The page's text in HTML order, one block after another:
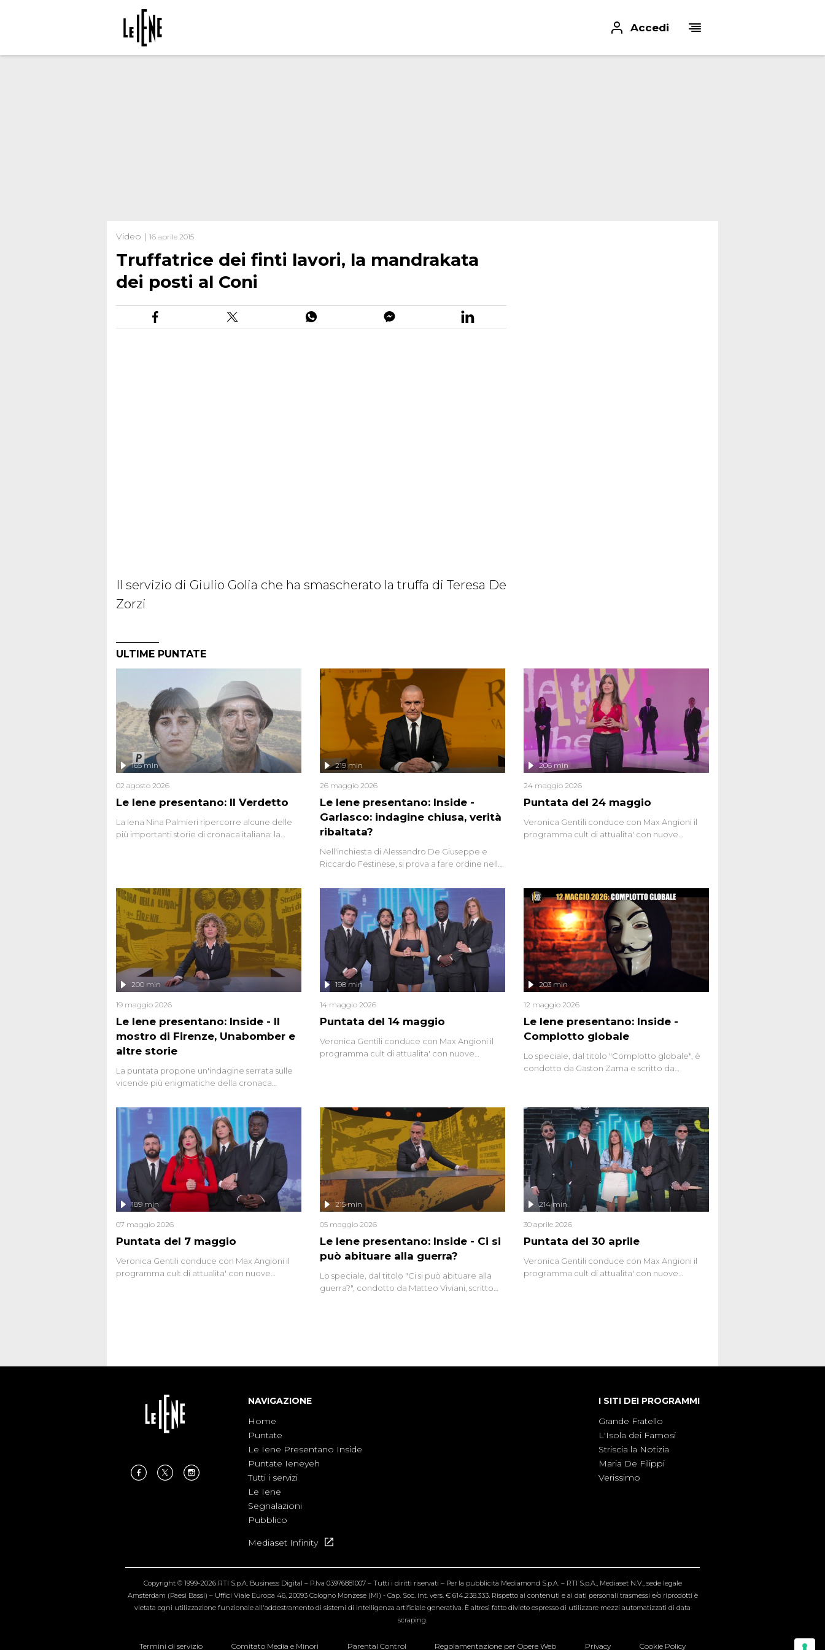
Accedi
Video | 16 aprile 2015
Truffatrice dei finti lavori, la mandrakata
dei posti al Coni
Il servizio di Giulio Golia che ha smascherato la truffa di Teresa De
Zorzi
ULTIME PUNTATE
Le Iene presentano: Il Verdetto
165 min
02 agosto 2026
La Iena Nina Palmieri ripercorre alcune delle
più importanti storie di cronaca italiana: la
Le Iene presentano: Inside -
Garlasco: indagine chiusa, verità
ribaltata?
219 min
26 maggio 2026
Nell'inchiesta di Alessandro De Giuseppe e
Riccardo Festinese, si prova a fare ordine nella
continuano a emergere attorno a una delle
vicende giudiziarie più discusse degli ultimi
anni. Lo speciale ricostruisce la vicenda
mettendo in fila testimonianze, errori, dettagli
controversi e i protagonisti di un'indagine che
sembra non avere fine.
Puntata del 24 maggio
206 min
24 maggio 2026
Veronica Gentili conduce con Max Angioni il
programma cult di attualita' con nuove
Le Iene presentano: Inside - Il
mostro di Firenze, Unabomber e
altre storie
200 min
19 maggio 2026
La puntata propone un'indagine serrata sulle
vicende più enigmatiche della cronaca
seriale responsabile di decine di attentati tra
gli anni '90 e il 2000 che, inquietantemente,
potrebbe essere ancora in libertà. Lo speciale
affronta inoltre le zone d'ombra sul Mostro di
Firenze, le cui responsabilità appaiono ancora
oggi avvolte in un groviglio di dubbi mai
chiariti. Nel corso dello speciale anche
l'intervista inedita a Olindo Romano, realizzata
ne...
Puntata del 14 maggio
198 min
14 maggio 2026
Veronica Gentili conduce con Max Angioni il
programma cult di attualita' con nuove
Le Iene presentano: Inside -
Complotto globale
203 min
12 maggio 2026
Lo speciale, dal titolo "Complotto globale", è
condotto da Gaston Zama e scritto da
tempo, racconta l'universo delle narrazioni
alternative, dei sospetti globali e del
complottismo che negli ultimi anni hanno
invaso social network, talk show, piazze digitali
e immaginario collettivo.
Puntata del 7 maggio
189 min
07 maggio 2026
Veronica Gentili conduce con Max Angioni il
programma cult di attualita' con nuove
Le Iene presentano: Inside - Ci si
può abituare alla guerra?
215 min
05 maggio 2026
Lo speciale, dal titolo "Ci si può abituare alla
guerra?", condotto da Matteo Viviani, scritto
Puntata del 30 aprile
214 min
30 aprile 2026
Veronica Gentili conduce con Max Angioni il
programma cult di attualita' con nuove
NAVIGAZIONE
Home
Puntate
Le Iene Presentano Inside
Puntate Ieneyeh
Tutti i servizi
Le Iene
Segnalazioni
Pubblico
Mediaset Infinity
I SITI DEI PROGRAMMI
Grande Fratello
L'Isola dei Famosi
Striscia la Notizia
Maria De Filippi
Verissimo
Copyright © 1999-2026 RTI S.p.A. Business Digital – P.Iva 03976881007 – Tutti i diritti riservati – Per la pubblicità Mediamond S.p.A. – RTI S.p.A., Mediaset N.V., sede legale
Amsterdam (Paesi Bassi) – Uffici Viale Europa 46, 20093 Cologno Monzese (MI) - Cap. Soc. int. vers. € 614.238.333. Rispetto ai contenuti e ai dati personali trasmessi e/o riprodotti è
vietata ogni utilizzazione funzionale all'addestramento di sistemi di intelligenza artificiale generativa. È altresì fatto divieto espresso di utilizzare mezzi automatizzati di data
scraping.
Termini di servizio Comitato Media e Minori Parental Control Regolamentazione per Opere Web Privacy Cookie Policy